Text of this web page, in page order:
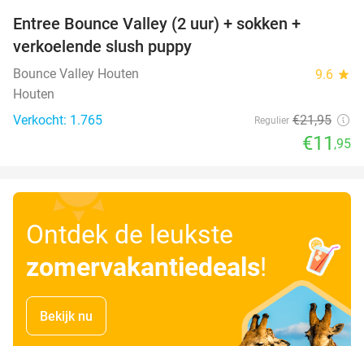
Entree Bounce Valley (2 uur) + sokken +
verkoelende slush puppy
Bounce Valley Houten 9.6 star
Houten
Verkocht: 1.765
Regulier €21,95
€11 ,95
Ontdek de leukste
zomervakantiedeals!
Bekijk nu